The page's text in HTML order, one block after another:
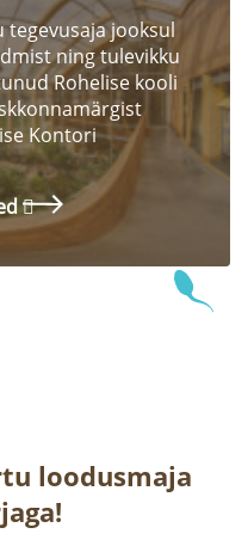
jooksul
ning tulevikku
Rohelise kooli
Kontori
loodusmaja